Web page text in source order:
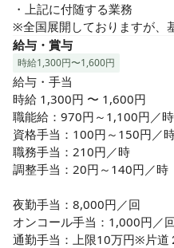
平均残業時間（月間） 4.8時
平均有給休暇取得日数（年間
育児休業取得者数　　11名
役員および管理職に占める女
職： 53.5％
※それぞれ2017年度実績
社内研修も階層別・職種別・
・上記に付随する業務
※全国展開しておりますが、
給与・賞与
時給1,300円〜1,600円
給与・手当
時給 1,300円 〜 1,600円
職能給：970円～1,100円／時
資格手当：100円～150円／
職務手当：210円／時
調整手当：20円～140円／時
夜勤手当：8,000円／回
オンコール手当：1,000円／
通勤手当：上限10万円※片道